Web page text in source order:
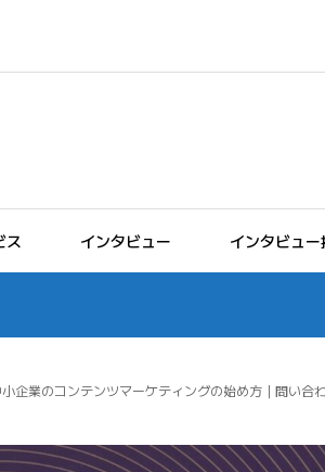
ス インタビュー インタビュ
企業のコンテンツマーケティングの始め方｜問い合